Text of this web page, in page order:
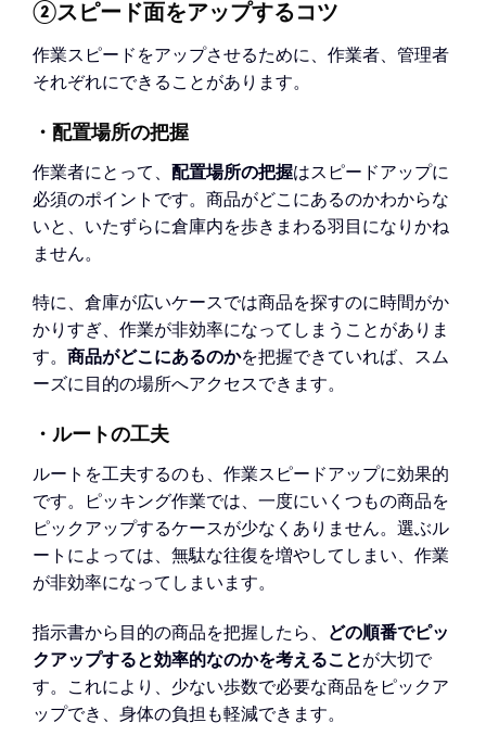
②スピード面をアップするコツ
作業スピードをアップさせるために、作業者、管理者
それぞれにできることがあります。
・配置場所の把握
作業者にとって、 配置場所の把握はスピードアップに
必須のポイントです。商品がどこにあるのかわからな
いと、いたずらに倉庫内を歩きまわる羽目になりかね
ません。
特に、倉庫が広いケースでは商品を探すのに時間がか
かりすぎ、作業が非効率になってしまうことがありま
す。 商品がどこにあるのかを把握できていれば、スム
ーズに目的の場所へアクセスできます。
・ルートの工夫
ルートを工夫するのも、作業スピードアップに効果的
です。ピッキング作業では、一度にいくつもの商品を
ピックアップするケースが少なくありません。選ぶル
ートによっては、無駄な往復を増やしてしまい、作業
が非効率になってしまいます。
指示書から目的の商品を把握したら、 どの順番でピッ
クアップすると効率的なのかを考えることが大切で
す。これにより、少ない歩数で必要な商品をピックア
ップでき、身体の負担も軽減できます。